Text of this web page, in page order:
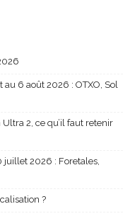
6 août 2026 : OTXO, Sol
2, ce qu’il faut retenir
juillet 2026 : Foretales,
?